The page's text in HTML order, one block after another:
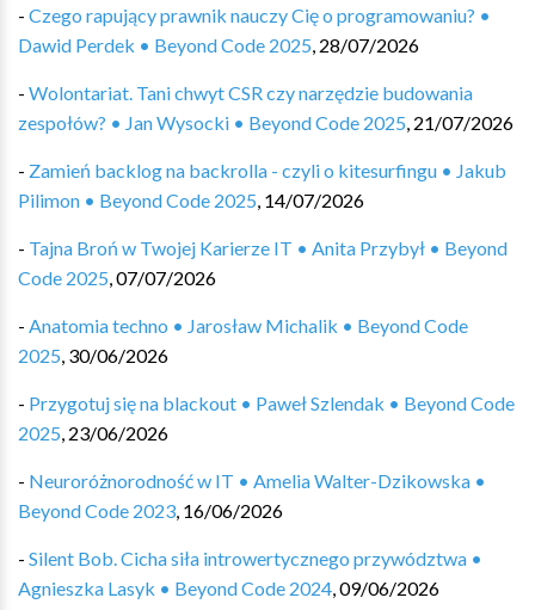
- Czego rapujący prawnik nauczy Cię o programowaniu? •
Dawid Perdek • Beyond Code 2025, 28/07/2026
- Wolontariat. Tani chwyt CSR czy narzędzie budowania
zespołów? • Jan Wysocki • Beyond Code 2025, 21/07/2026
- Zamień backlog na backrolla - czyli o kitesurfingu • Jakub
Pilimon • Beyond Code 2025, 14/07/2026
- Tajna Broń w Twojej Karierze IT • Anita Przybył • Beyond
Code 2025,07/07/2026
- Anatomia techno • Jarosław Michalik • Beyond Code
2025, 30/06/2026
- Przygotuj się na blackout • Paweł Szlendak • Beyond Code
2025, 23/06/2026
- Neuroróżnorodność w IT • Amelia Walter-Dzikowska •
Beyond Code 2023, 16/06/2026
- Silent Bob. Cicha siła introwertycznego przywództwa •
Agnieszka Lasyk • Beyond Code 2024,09/06/2026